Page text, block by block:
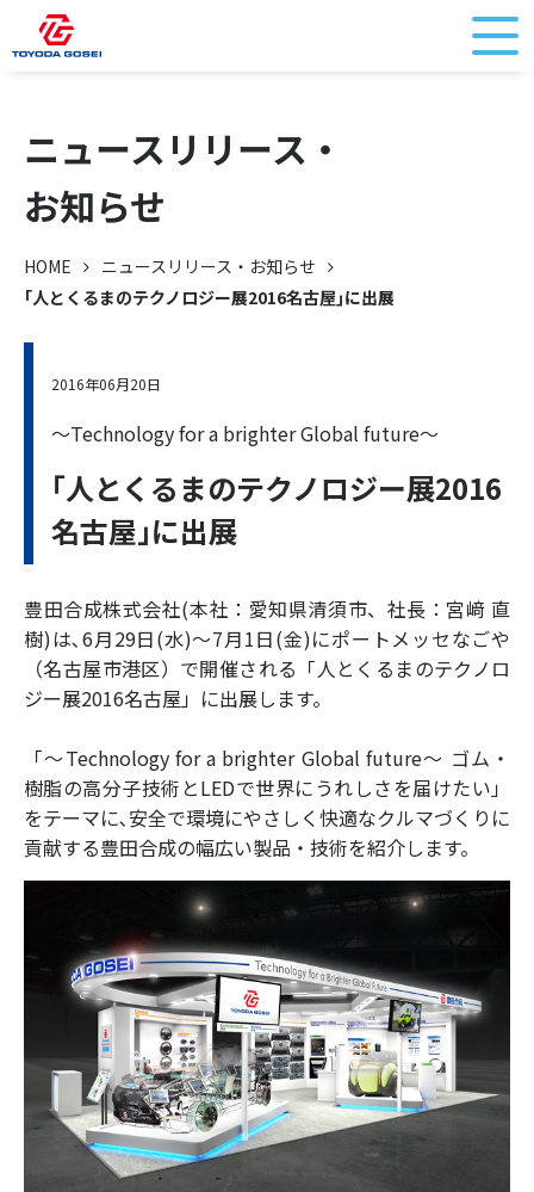
ニュースリリース・
お知らせ
HOME
ニュースリリース・お知らせ
｢人とくるまのテクノロジー展2016名古屋｣に出展
2016年06月20日
～Technology for a brighter Global future～
｢人とくるまのテクノロジー展2016
名古屋｣に出展
豊田合成株式会社(本社：愛知県清須市、社長：宮﨑 直
樹)は､6月29日(水)～7月1日(金)にポートメッセなごや
（名古屋市港区）で開催される「人とくるまのテクノロ
ジー展2016名古屋」に出展します。
「～Technology for a brighter Global future～ ゴム・
樹脂の高分子技術とLEDで世界にうれしさを届けたい」
をテーマに､安全で環境にやさしく快適なクルマづくりに
貢献する豊田合成の幅広い製品・技術を紹介します。